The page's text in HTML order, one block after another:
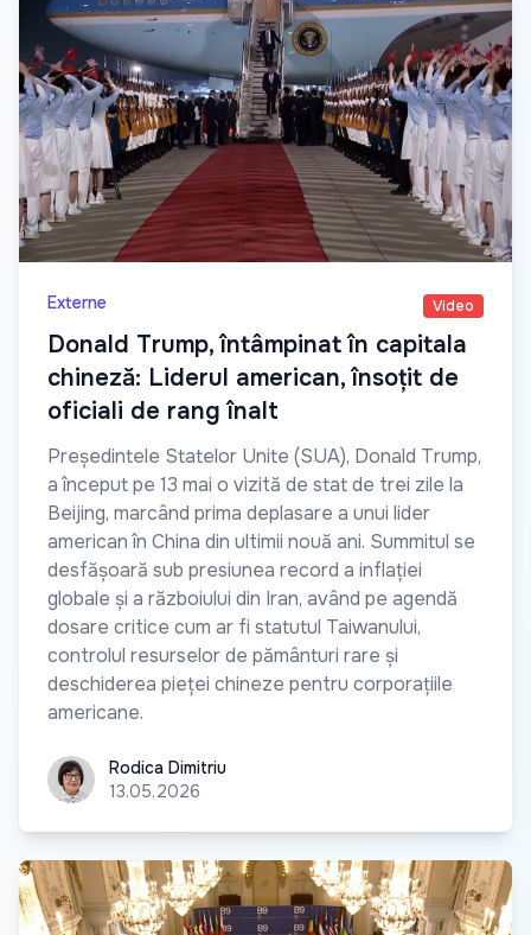
Externe Video
Donald Trump, întâmpinat în capitala
chineză: Liderul american, însoțit de
oficiali de rang înalt
Președintele Statelor Unite (SUA), Donald Trump,
a început pe 13 mai o vizită de stat de trei zile la
Beijing, marcând prima deplasare a unui lider
american în China din ultimii nouă ani. Summitul se
desfășoară sub presiunea record a inflației
globale și a războiului din Iran, având pe agendă
dosare critice cum ar fi statutul Taiwanului,
controlul resurselor de pământuri rare și
deschiderea pieței chineze pentru corporațiile
americane.
Rodica Dimitriu
Rodica Dimitriu
13.05.2026